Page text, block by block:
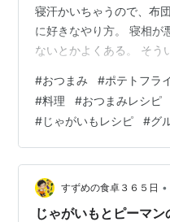
寝汗かいちゃうので、布
に好きなやり方。 寝相が
ないとかよくある。 そう
トフライ』です。 昨日は
真を撮り忘れていました
もから芽が出てしまって
ゃって思っていました。
ので、どう消費するか悩
きってあるあるだと思い…
#おつまみ #ポテトフラ
#料理 #おつまみレシピ
#じゃがいもレシピ #グ
すずめの食卓３６５日 •
じゃがいもとピーマ